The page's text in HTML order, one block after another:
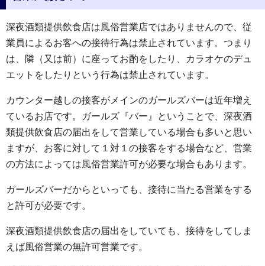
深夜酒類提供飲食店は風俗営業店ではありませんので、従
業員によるお客への接待行為は禁止されています。つまり
は、隣（又は前）に座ってお酌をしたり、カラオケのデュ
エットをしたりという行為は禁止されています。
カウンター越しの接客がメインのガールズバーは近年増え
ているお店です。ガールズ『バー』ということで、深夜酒
類提供飲食店の届出をして営業している場合も多いと思い
ますが、お客に対して１対１の接客をする場合など、営業
の方法によっては風俗営業許可が必要な場合もあります。
ガールズバーだからといっても、接待に当たる営業をする
と許可が必要です。
深夜酒類提供飲食店の届出をしていても、接待をしてしま
えば風俗営業の無許可営業です。